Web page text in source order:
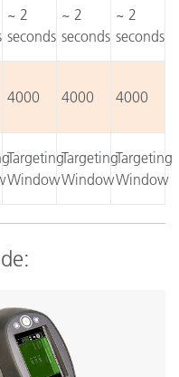
~ 2
seconds
~ 2
seconds
~ 2
seconds
4000 4000 4000
Targeting
Window
Targeting
Window
Targeting
Window